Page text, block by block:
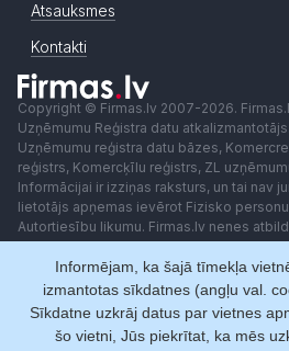
Atsauksmes
Kontakti
Copyright © Firmas.lv 2007-2026.
Uzņēmumu Reģistra datu
Uzņēmumu reģistra datu bāzes,
reģistrs, Komercķīlu reģistrs, ZL
Informācijai ir izziņas raksturs, un tai nav
lietotājs apņemas ievērot Fizisko
Autortiesību likumu. Firmas.lv nenes
lēmumiem, kas balstīti uz saņemto
izmantot jebkādas automatizētas
piekļuvei sistēmai bez rakstiskas
redaktore: Ingūna Pempere.
Lietošanas noteikumi
Privātuma politika
Informējam, ka šajā tīmekļa
izmantotas sīkdatnes (angļu val.
Sīkdatne uzkrāj datus par vietnes
šo vietni, Jūs piekrītat, ka mēs